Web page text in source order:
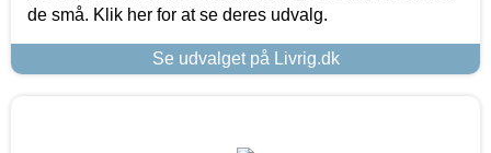
de små. Klik her for at se deres udvalg.
Se udvalget på Livrig.dk